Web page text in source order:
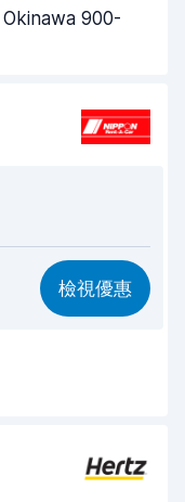
8.2
900-
8.2
8.2
8.2
檢視優惠